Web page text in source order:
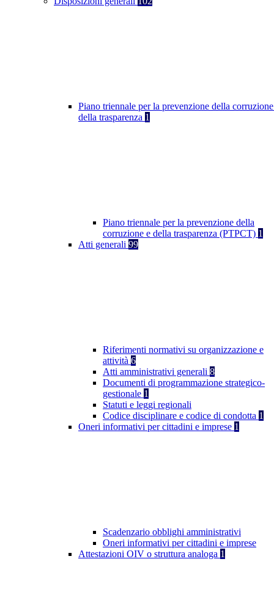
Piano triennale per la prevenzione della
della trasparenza 1
Piano triennale per la prevenzione della
corruzione e della trasparenza (PTPCT) 1
Atti generali 99
Riferimenti normativi su organizzazione e
attività 6
Atti amministrativi generali 8
Documenti di programmazione strategico-
gestionale 1
Statuti e leggi regionali
Codice disciplinare e codice di condotta 1
Oneri informativi per cittadini e imprese 1
Scadenzario obblighi amministrativi
Oneri informativi per cittadini e imprese
Attestazioni OIV o struttura analoga 1